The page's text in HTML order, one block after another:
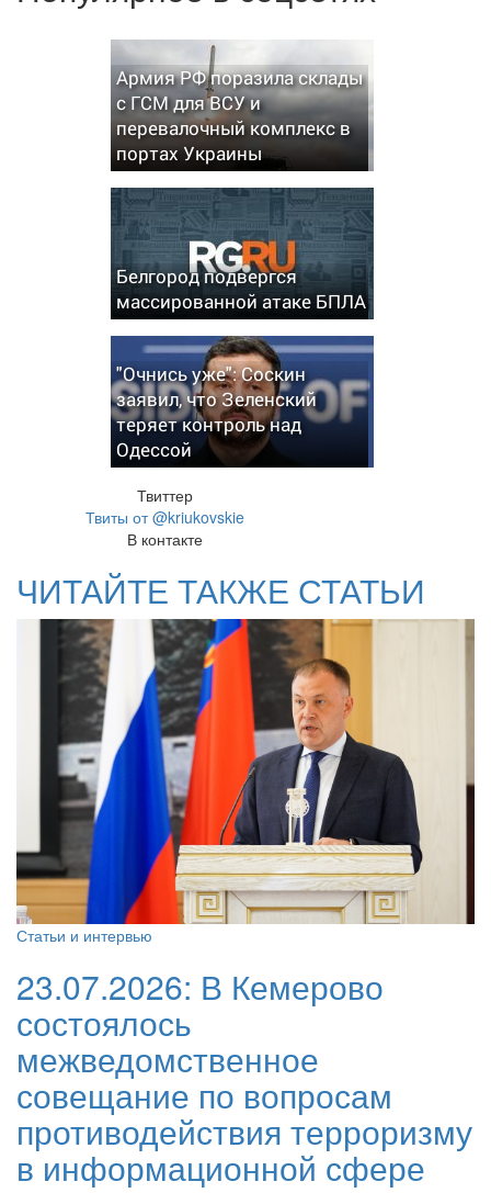
Армия РФ поразила склады
с ГСМ для ВСУ и
перевалочный комплекс в
портах Украины
Белгород подвергся
массированной атаке БПЛА
"Очнись уже": Соскин
заявил, что Зеленский
теряет контроль над
Одессой
Твиттер
Твиты от @kriukovskie
В контакте
ЧИТАЙТЕ ТАКЖЕ СТАТЬИ
Статьи и интервью
23.07.2026: В Кемерово
состоялось
межведомственное
совещание по вопросам
противодействия терроризму
в информационной сфере